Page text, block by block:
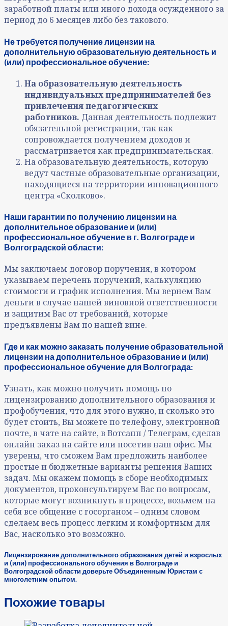
заработной платы или иного дохода осужденного за
период до 6 месяцев либо без такового.
Не требуется получение лицензии на
дополнительную образовательную деятельность и
(или) профессиональное обучение:
На образовательную деятельность
индивидуальных предпринимателей без
привлечения педагогических
работников. Данная деятельность подлежит
обязательной регистрации, так как
сопровождается получением доходов и
рассматривается как предпринимательская.
На образовательную деятельность, которую
ведут частные образовательные организации,
находящиеся на территории инновационного
центра «Сколково».
Наши гарантии по получению лицензии на
дополнительное образование и (или)
профессиональное обучение в г. Волгограде и
Волгоградской области:
Мы заключаем договор поручения, в котором
указываем перечень поручений, калькуляцию
стоимости и график исполнения. Мы вернем Вам
деньги в случае нашей виновной ответственности
и защитим Вас от требований, которые
предъявлены Вам по нашей вине.
Где и как можно заказать получение образовательной
лицензии на дополнительное образование и (или)
профессиональное обучение для Волгограда:
Узнать, как можно получить помощь по
лицензированию дополнительного образования и
профобучения, что для этого нужно, и сколько это
будет стоить, Вы можете по телефону, электронной
почте, в чате на сайте, в Вотсапп / Телеграм, сделав
онлайн заказ на сайте или посетив наш офис. Мы
уверены, что сможем Вам предложить наиболее
простые и бюджетные варианты решения Ваших
задач. Мы окажем помощь в сборе необходимых
документов, проконсультируем Вас по вопросам,
которые могут возникнуть в процессе, возьмем на
себя все общение с госорганом – одним словом
сделаем весь процесс легким и комфортным для
Вас, насколько это возможно.
Лицензирование дополнительного образования детей и взрослых
и (или) профессионального обучения в Волгограде и
Волгоградской области доверьте Объединенным Юристам с
многолетним опытом.
Похожие товары